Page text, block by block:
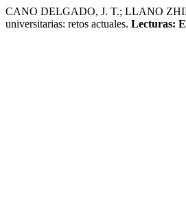
CANO DELGADO, J. T.; LLANO
universitarias: retos actuales. Lecturas: